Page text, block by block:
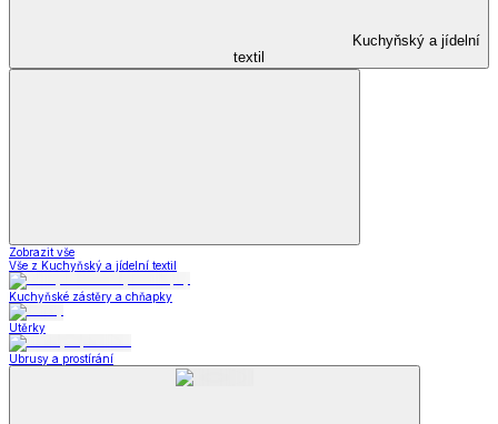
Kuchyňský a jídelní
textil
Zobrazit vše
Vše z Kuchyňský a jídelní textil
Kuchyňské zástěry a chňapky
Utěrky
Ubrusy a prostírání